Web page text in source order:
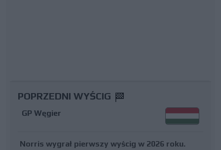
POPRZEDNI WYŚCIG
GP Węgier
Norris wygrał pierwszy wyścig w 2026 roku.